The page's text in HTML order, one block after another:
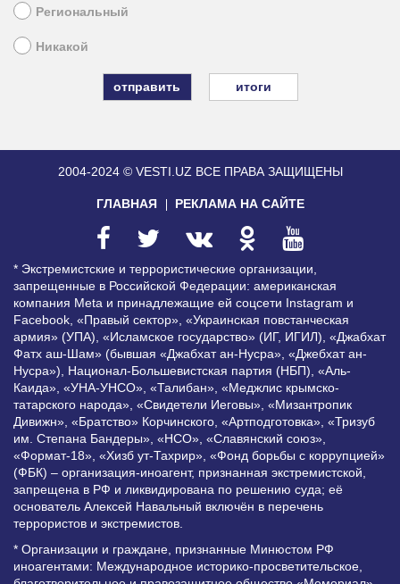
Региональный
Никакой
итоги
2004-2024 © VESTI.UZ ВСЕ ПРАВА ЗАЩИЩЕНЫ
ГЛАВНАЯ РЕКЛАМА НА САЙТЕ
* Экстремистские и террористические организации,
запрещенные в Российской Федерации: американская
компания Meta и принадлежащие ей соцсети Instagram и
Facebook, «Правый сектор», «Украинская повстанческая
армия» (УПА), «Исламское государство» (ИГ, ИГИЛ), «Джабхат
Фатх аш-Шам» (бывшая «Джабхат ан-Нусра», «Джебхат ан-
Нусра»), Национал-Большевистская партия (НБП), «Аль-
Каида», «УНА-УНСО», «Талибан», «Меджлис крымско-
татарского народа», «Свидетели Иеговы», «Мизантропик
Дивижн», «Братство» Корчинского, «Артподготовка», «Тризуб
им. Степана Бандеры», «НСО», «Славянский союз»,
«Формат-18», «Хизб ут-Тахрир», «Фонд борьбы с коррупцией»
(ФБК) – организация-иноагент, признанная экстремистской,
запрещена в РФ и ликвидирована по решению суда; её
основатель Алексей Навальный включён в перечень
террористов и экстремистов.
* Организации и граждане, признанные Минюстом РФ
иноагентами: Международное историко-просветительское,